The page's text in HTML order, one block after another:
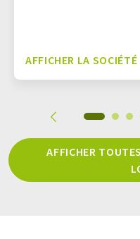
AFFICHER LA SOCIÉTÉ
AFFICHER